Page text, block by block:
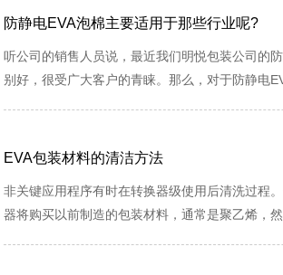
所有电话机、手机、计算机、化妆礼品、音箱、
防静电EVA泡棉主要适用于那些行业呢?
听公司的销售人员说，最近我们明悦包装公司的
别好，很受广大客户的青睐。那么，对于防静电
20世纪50年代初，欧美各国已经开始在半导体……
EVA包装材料的清洁方法
非关键应用程序有时在转换器级使用后清洗过程
器将购买以前制造的包装材料，通常是聚乙烯，